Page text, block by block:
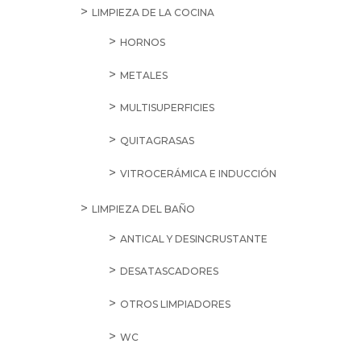
LIMPIEZA DE LA COCINA
HORNOS
METALES
MULTISUPERFICIES
QUITAGRASAS
VITROCERÁMICA E INDUCCIÓN
LIMPIEZA DEL BAÑO
ANTICAL Y DESINCRUSTANTE
DESATASCADORES
OTROS LIMPIADORES
WC